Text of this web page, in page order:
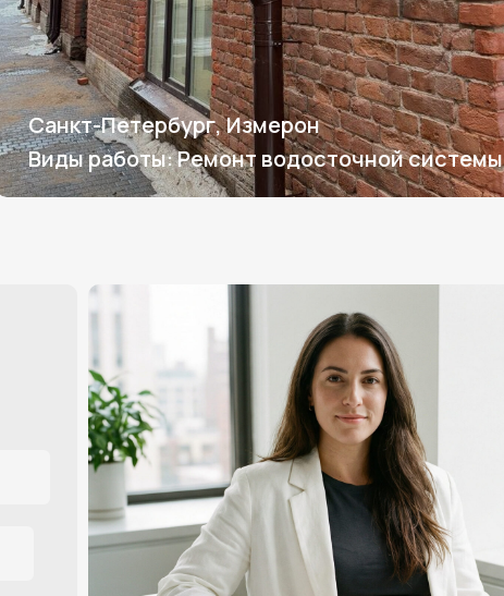
Санкт-Петербург, Измерон
Виды работы: Ремонт водосточной системы